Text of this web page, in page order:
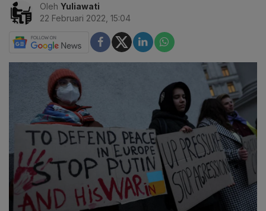
Oleh Yuliawati
22 Februari 2022, 15:04